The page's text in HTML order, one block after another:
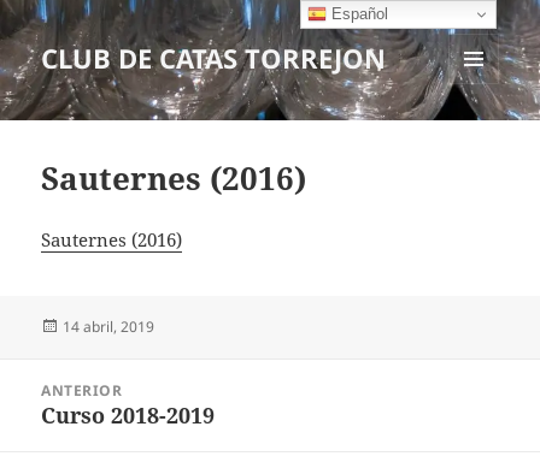
CLUB DE CATAS TORREJON
MENÚ
Y
Sauternes (2016)
Sauternes (2016)
Publicado
14 abril, 2019
ANTERIOR
Entrada
Curso 2018-2019
Español